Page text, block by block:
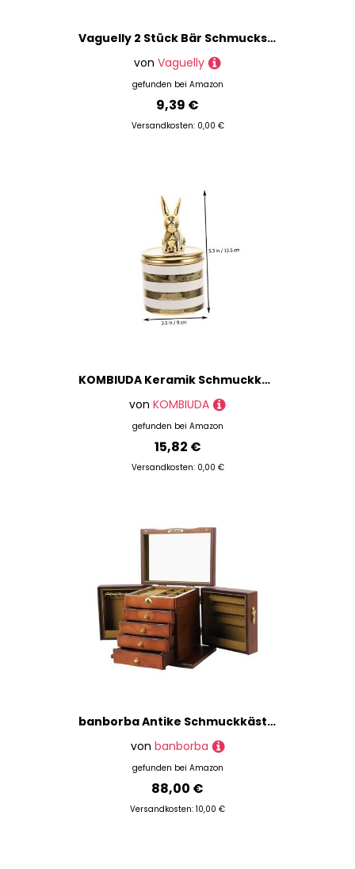
Vaguelly 2 Stück Bär Schmuckschatulle Ohrring Lagerung Anzeige Miniatur klein Fall mit schmuckkästen schmuckkasten schmuckkästchen Ring-Organizer Aufbewahrungsbox für Ringe Flanell Coffee
von Vaguelly
gefunden bei Amazon
9,39 €
Versandkosten: 0,00 €
KOMBIUDA Keramik Schmuckkästchen mit Hasen motiv Abnehmbarer Deckel Schmuckaufbewahrung für Ringe und Halsketten Dekorative Box für Damen und Mädchen Praktische Schmuckschatulle für
von KOMBIUDA
gefunden bei Amazon
15,82 €
Versandkosten: 0,00 €
banborba Antike Schmuckkästchen mit Schloss, Schmuckkästchen aus Holz für Frauen, 5 Schichten Schmuckschatulle Schmuckkoffer mit Spiegel für Schmuck, Halsketten, Ringe
von banborba
gefunden bei Amazon
88,00 €
Versandkosten: 10,00 €